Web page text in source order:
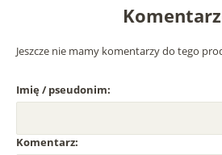
Jeszcze nie mamy komentarzy do tego
Imię / pseudonim:
Komentarz: